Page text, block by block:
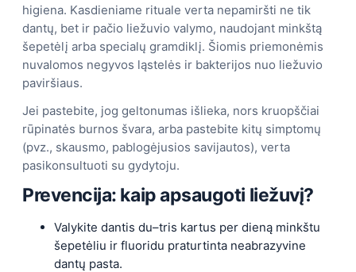
higiena. Kasdieniame rituale verta nepamiršti ne tik
dantų, bet ir pačio liežuvio valymo, naudojant minkštą
šepetėlį arba specialų gramdiklį. Šiomis priemonėmis
nuvalomos negyvos ląstelės ir bakterijos nuo liežuvio
paviršiaus.
Jei pastebite, jog geltonumas išlieka, nors kruopščiai
rūpinatės burnos švara, arba pastebite kitų simptomų
(pvz., skausmo, pablogėjusios savijautos), verta
pasikonsultuoti su gydytoju.
Prevencija: kaip apsaugoti liežuvį?
Valykite dantis du–tris kartus per dieną minkštu
šepetėliu ir fluoridu praturtinta neabrazyvine
dantų pasta.